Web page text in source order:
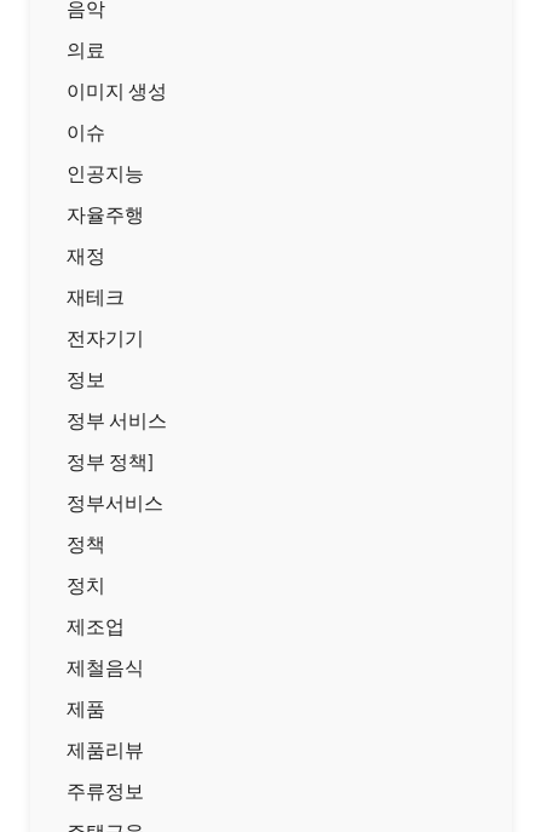
음악
의료
이미지 생성
이슈
인공지능
자율주행
재정
재테크
전자기기
정보
정부 서비스
정부 정책]
정부서비스
정책
정치
제조업
제철음식
제품
제품리뷰
주류정보